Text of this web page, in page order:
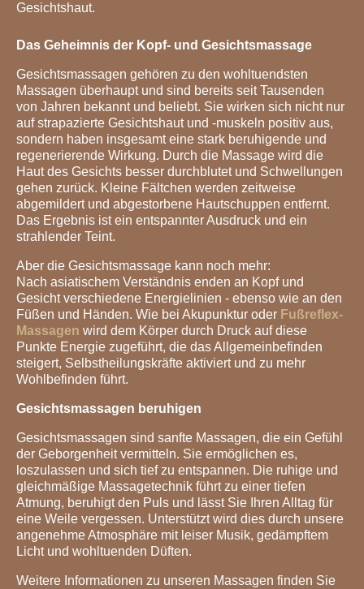
Gesichtshaut.
Das Geheimnis der Kopf- und Gesichtsmassage
Gesichtsmassagen gehören zu den wohltuendsten
Massagen überhaupt und sind bereits seit Tausenden
von Jahren bekannt und beliebt. Sie wirken sich nicht nur
auf strapazierte Gesichtshaut und -muskeln positiv aus,
sondern haben insgesamt eine stark beruhigende und
regenerierende Wirkung. Durch die Massage wird die
Haut des Gesichts besser durchblutet und Schwellungen
gehen zurück. Kleine Fältchen werden zeitweise
abgemildert und abgestorbene Hautschuppen entfernt.
Das Ergebnis ist ein entspannter Ausdruck und ein
strahlender Teint.
Aber die Gesichtsmassage kann noch mehr:
Nach asiatischem Verständnis enden an Kopf und
Gesicht verschiedene Energielinien - ebenso wie an den
Füßen und Händen. Wie bei Akupunktur oder Fußreflex-
Massagen wird dem Körper durch Druck auf diese
Punkte Energie zugeführt, die das Allgemeinbefinden
steigert, Selbstheilungskräfte aktiviert und zu mehr
Wohlbefinden führt.
Gesichtsmassagen beruhigen
Gesichtsmassagen sind sanfte Massagen, die ein Gefühl
der Geborgenheit vermitteln. Sie ermöglichen es,
loszulassen und sich tief zu entspannen. Die ruhige und
gleichmäßige Massagetechnik führt zu einer tiefen
Atmung, beruhigt den Puls und lässt Sie Ihren Alltag für
eine Weile vergessen. Unterstützt wird dies durch unsere
angenehme Atmosphäre mit leiser Musik, gedämpftem
Licht und wohltuenden Düften.
Weitere Informationen zu unseren Massagen finden Sie